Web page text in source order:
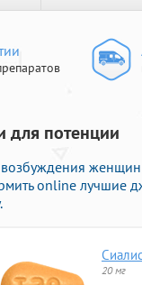
для потенции
online лучшие
Сиалис
20 мг